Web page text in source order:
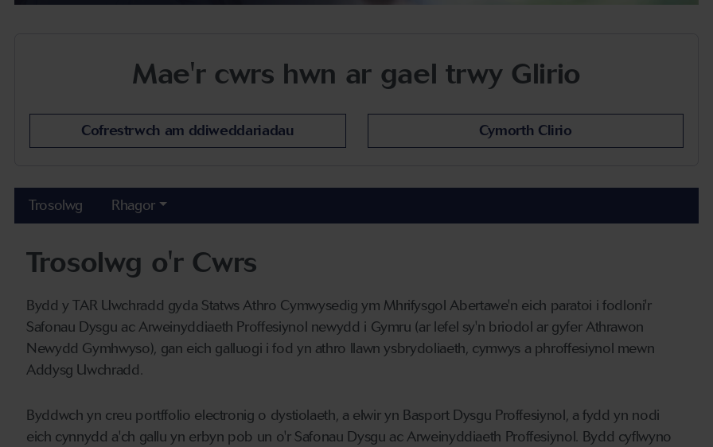
Mae'r cwrs hwn ar gael trwy Glirio
Cofrestrwch am ddiweddariadau Cymorth Clirio
Trosolwg Rhagor
Trosolwg o'r Cwrs
Bydd y TAR Uwchradd gyda Statws Athro Cymwysedig ym Mhrifysgol Abertawe'n eich paratoi i fodloni'r
Safonau Dysgu ac Arweinyddiaeth Proffesiynol newydd i Gymru (ar lefel sy'n briodol ar gyfer Athrawon
Newydd Gymhwyso), gan eich galluogi i fod yn athro llawn ysbrydoliaeth, cymwys a phroffesiynol mewn
Addysg Uwchradd.
Byddwch yn creu portffolio electronig o dystiolaeth, a elwir yn Basport Dysgu Proffesiynol, a fydd yn nodi
eich cynnydd a'ch gallu yn erbyn pob un o'r Safonau Dysgu ac Arweinyddiaeth Proffesiynol. Bydd cyflwyno